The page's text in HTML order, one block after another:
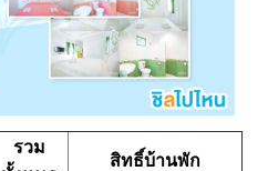
รวม
สิทธิ์บ้านพัก